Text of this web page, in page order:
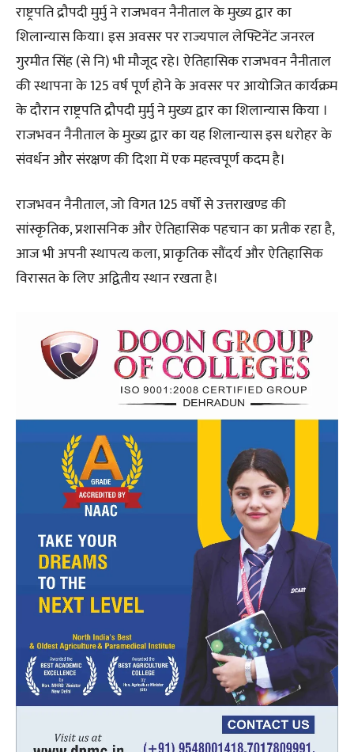
राष्ट्रपति द्रौपदी मुर्मु ने राजभवन नैनीताल के मुख्य द्वार का
शिलान्यास किया। इस अवसर पर राज्यपाल लेफ्टिनेंट जनरल
गुरमीत सिंह (से नि) भी मौजूद रहे। ऐतिहासिक राजभवन नैनीताल
की स्थापना के 125 वर्ष पूर्ण होने के अवसर पर आयोजित कार्यक्रम
के दौरान राष्ट्रपति द्रौपदी मुर्मु ने मुख्य द्वार का शिलान्यास किया ।
राजभवन नैनीताल के मुख्य द्वार का यह शिलान्यास इस धरोहर के
संवर्धन और संरक्षण की दिशा में एक महत्त्वपूर्ण कदम है।
राजभवन नैनीताल, जो विगत 125 वर्षों से उत्तराखण्ड की
सांस्कृतिक, प्रशासनिक और ऐतिहासिक पहचान का प्रतीक रहा है,
आज भी अपनी स्थापत्य कला, प्राकृतिक सौंदर्य और ऐतिहासिक
विरासत के लिए अद्वितीय स्थान रखता है।